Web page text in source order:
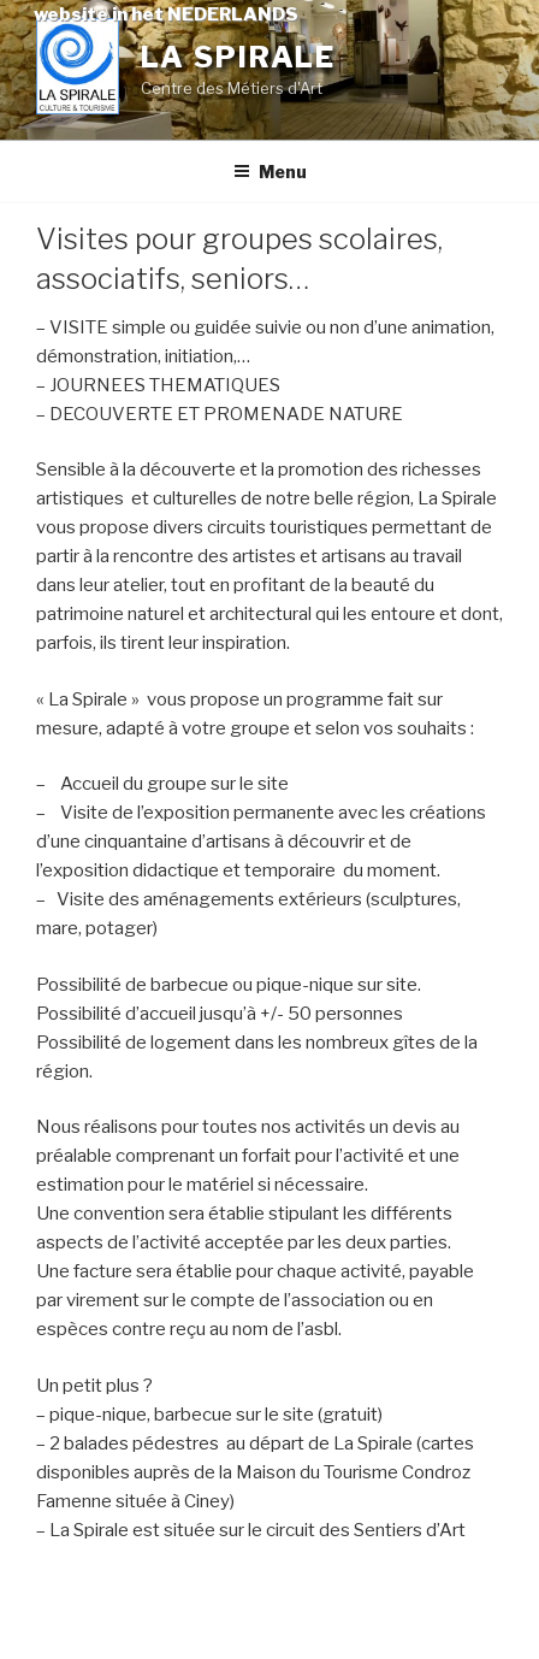
website in het NEDERLANDS
Skip
to
content
LA SPIRALE
Centre des Métiers d'Art
Menu
Visites pour groupes scolaires,
associatifs, seniors…
– VISITE simple ou guidée suivie ou non d’une animation,
démonstration, initiation,…
– JOURNEES THEMATIQUES
– DECOUVERTE ET PROMENADE NATURE
Sensible à la découverte et la promotion des richesses
artistiques et culturelles de notre belle région, La Spirale
vous propose divers circuits touristiques permettant de
partir à la rencontre des artistes et artisans au travail
dans leur atelier, tout en profitant de la beauté du
patrimoine naturel et architectural qui les entoure et dont,
parfois, ils tirent leur inspiration.
« La Spirale » vous propose un programme fait sur
mesure, adapté à votre groupe et selon vos souhaits :
– Accueil du groupe sur le site
– Visite de l’exposition permanente avec les créations
d’une cinquantaine d’artisans à découvrir et de
l’exposition didactique et temporaire du moment.
– Visite des aménagements extérieurs (sculptures,
mare, potager)
Possibilité de barbecue ou pique-nique sur site.
Possibilité d’accueil jusqu’à +/- 50 personnes
Possibilité de logement dans les nombreux gîtes de la
région.
Nous réalisons pour toutes nos activités un devis au
préalable comprenant un forfait pour l’activité et une
estimation pour le matériel si nécessaire.
Une convention sera établie stipulant les différents
aspects de l’activité acceptée par les deux parties.
Une facture sera établie pour chaque activité, payable
par virement sur le compte de l’association ou en
espèces contre reçu au nom de l’asbl.
Un petit plus ?
– pique-nique, barbecue sur le site (gratuit)
– 2 balades pédestres au départ de La Spirale (cartes
disponibles auprès de la Maison du Tourisme Condroz
Famenne située à Ciney)
– La Spirale est située sur le circuit des Sentiers d’Art